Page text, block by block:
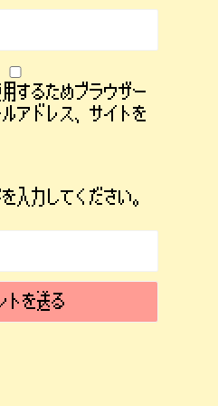
するためブラウザー
アドレス、サイトを
入力してください。